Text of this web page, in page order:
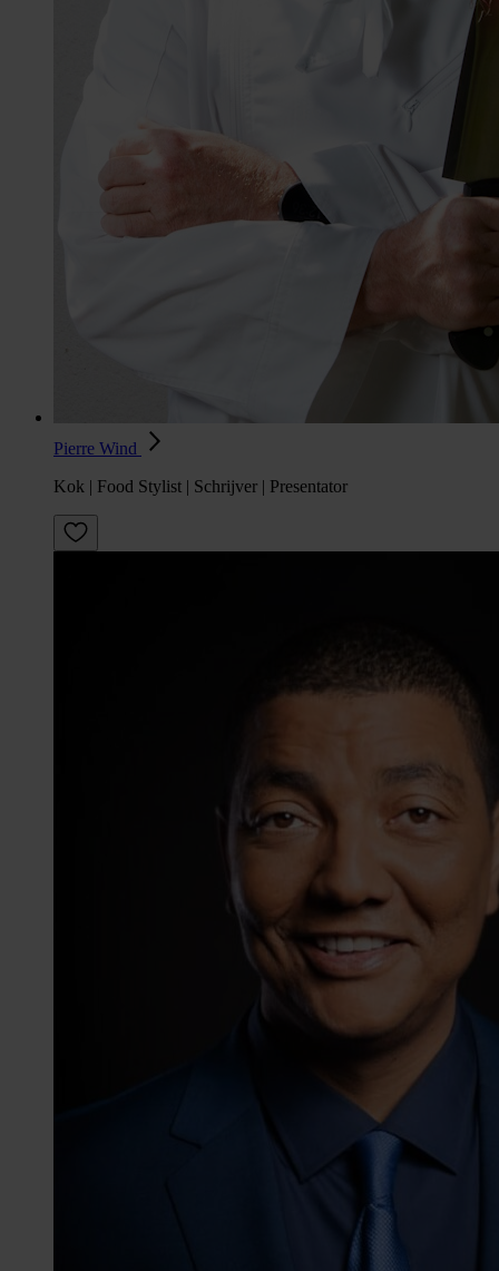
Pierre Wind
Kok | Food Stylist | Schrijver | Presentator